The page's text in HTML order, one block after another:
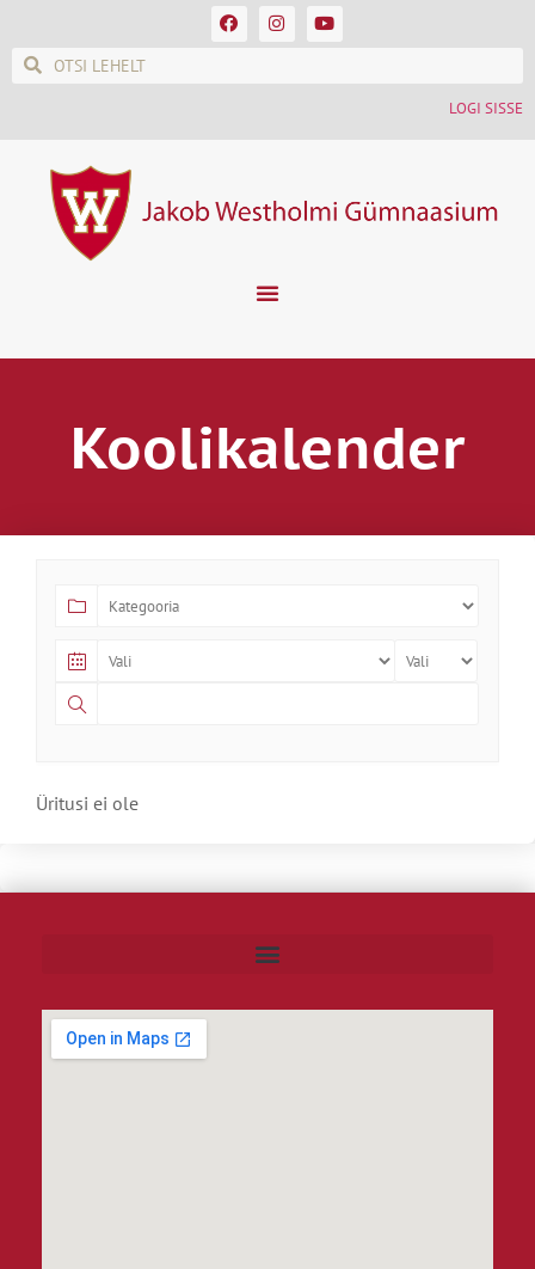
LOGI SISSE
Koolikalender
Üritusi ei ole